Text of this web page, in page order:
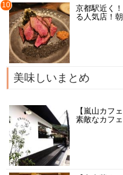
10
京都駅近く
る人気店！
美味しいまとめ
【嵐山カフ
素敵なカフ